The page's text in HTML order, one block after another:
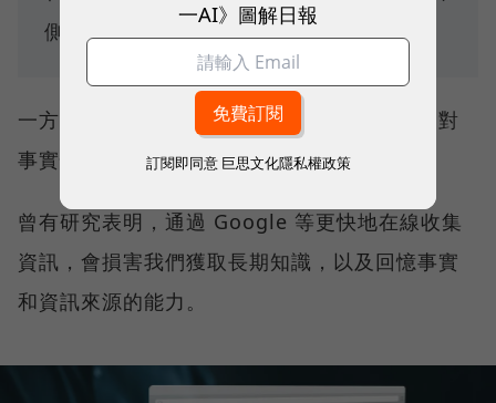
側重考學生對事實的重述？
一方面，分析和應用能力欠缺了；另一方面，對
事實性資訊的掌握可能也只是一場錯覺。
曾有研究表明，通過 Google 等更快地在線收集
資訊，會損害我們獲取長期知識，以及回憶事實
和資訊來源的能力。
一AI》圖解日報
訂閱即同意 巨思文化隱私權政策